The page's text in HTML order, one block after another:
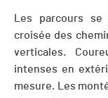
Les parcours
croisée des
verticales.
intenses en
mesure. Les